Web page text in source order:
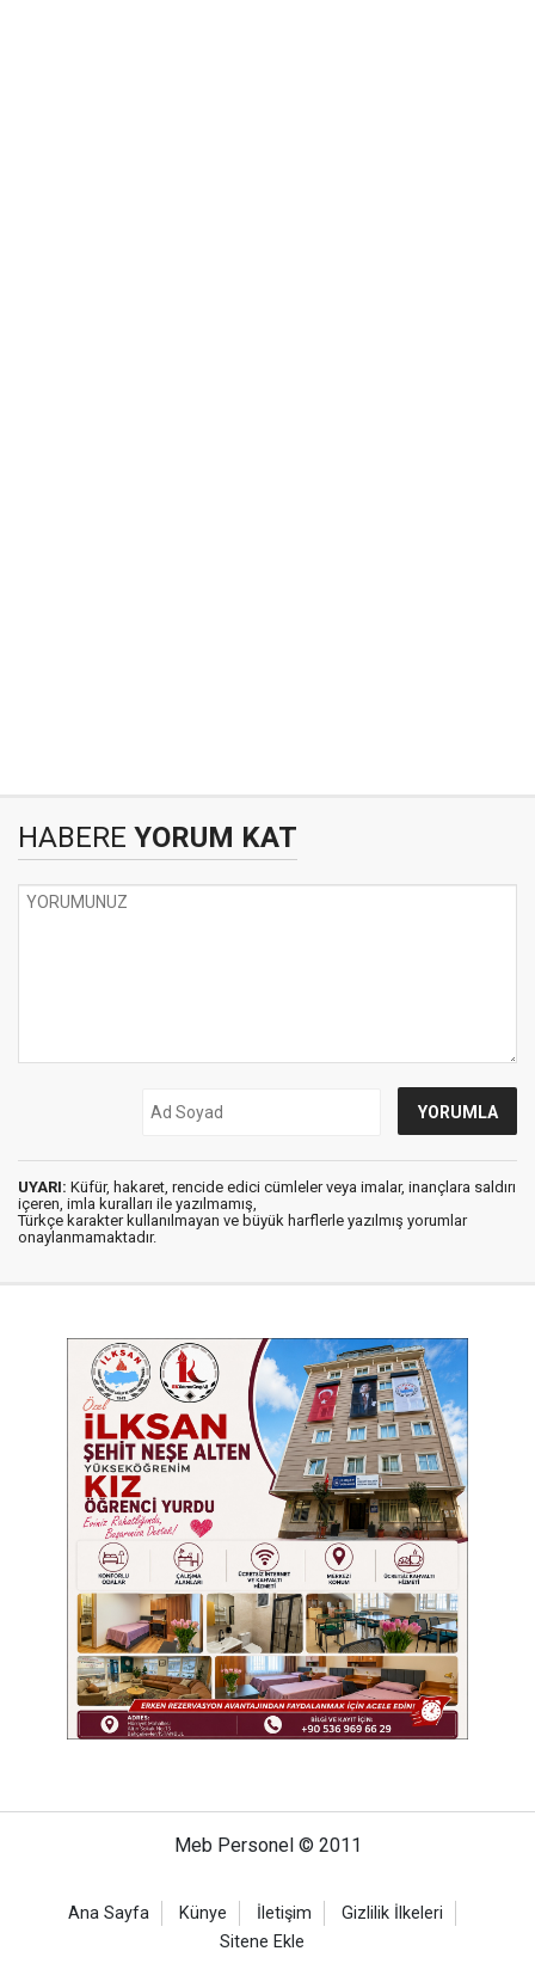
HABERE YORUM KAT
UYARI: Küfür, hakaret, rencide edici cümleler veya imalar, inançlara saldırı
içeren, imla kuralları ile yazılmamış,
Türkçe karakter kullanılmayan ve büyük harflerle yazılmış yorumlar
onaylanmamaktadır.
Meb Personel © 2011
Ana Sayfa Künye İletişim
Gizlilik İlkeleri
Sitene Ekle